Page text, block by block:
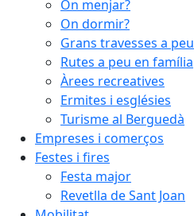
On menjar?
On dormir?
Grans travesses a peu
Rutes a peu en família
Àrees recreatives
Ermites i esglésies
Turisme al Berguedà
Empreses i comerços
Festes i fires
Festa major
Revetlla de Sant Joan